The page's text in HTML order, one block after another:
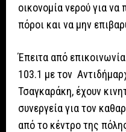
οικονομία νερού για να
πόροι και να μην
Έπειτα από
103.1 με τον
Τσαγκαράκη, έχουν
συνεργεία για τον
από το κέντρο της